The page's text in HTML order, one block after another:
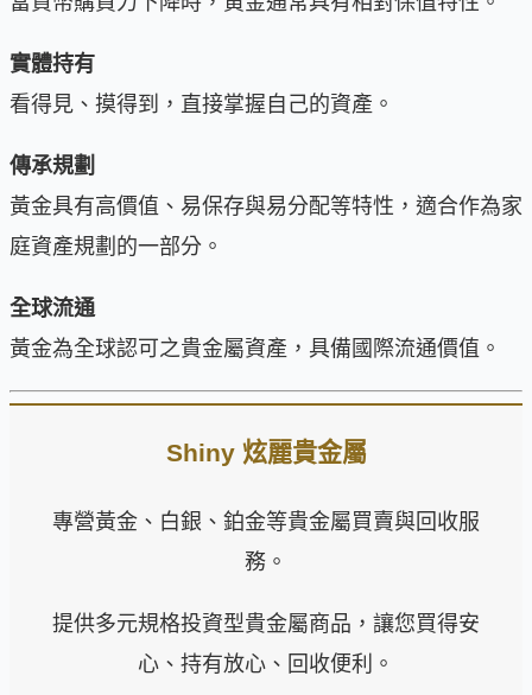
實體持有
看得見、摸得到，直接掌握自己的資產。
傳承規劃
黃金具有高價值、易保存與易分配等特性，適合作為家
庭資產規劃的一部分。
全球流通
黃金為全球認可之貴金屬資產，具備國際流通價值。
Shiny 炫麗貴金屬
專營黃金、白銀、鉑金等貴金屬買賣與回收服
務。
提供多元規格投資型貴金屬商品，讓您買得安
心、持有放心、回收便利。